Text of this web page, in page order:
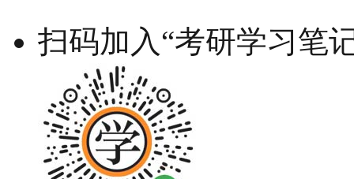
扫码加入“考研学习笔